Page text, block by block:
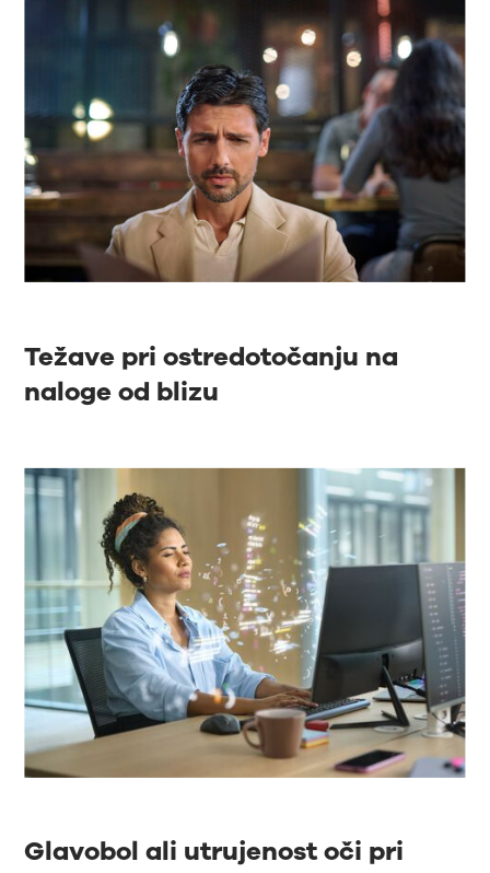
Težave pri ostredotočanju na
naloge od blizu
Glavobol ali utrujenost oči pri